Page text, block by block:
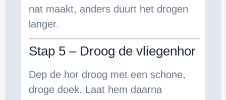
nat maakt, anders duurt het drogen
langer.
Stap 5 – Droog de vliegenhor
Dep de hor droog met een schone,
droge doek. Laat hem daarna